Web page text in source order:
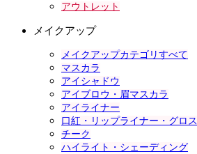
アウトレット
メイクアップ
メイクアップカテゴリすべて
マスカラ
アイシャドウ
アイブロウ・眉マスカラ
アイライナー
口紅・リップライナー・グロス
チーク
ハイライト・シェーディング